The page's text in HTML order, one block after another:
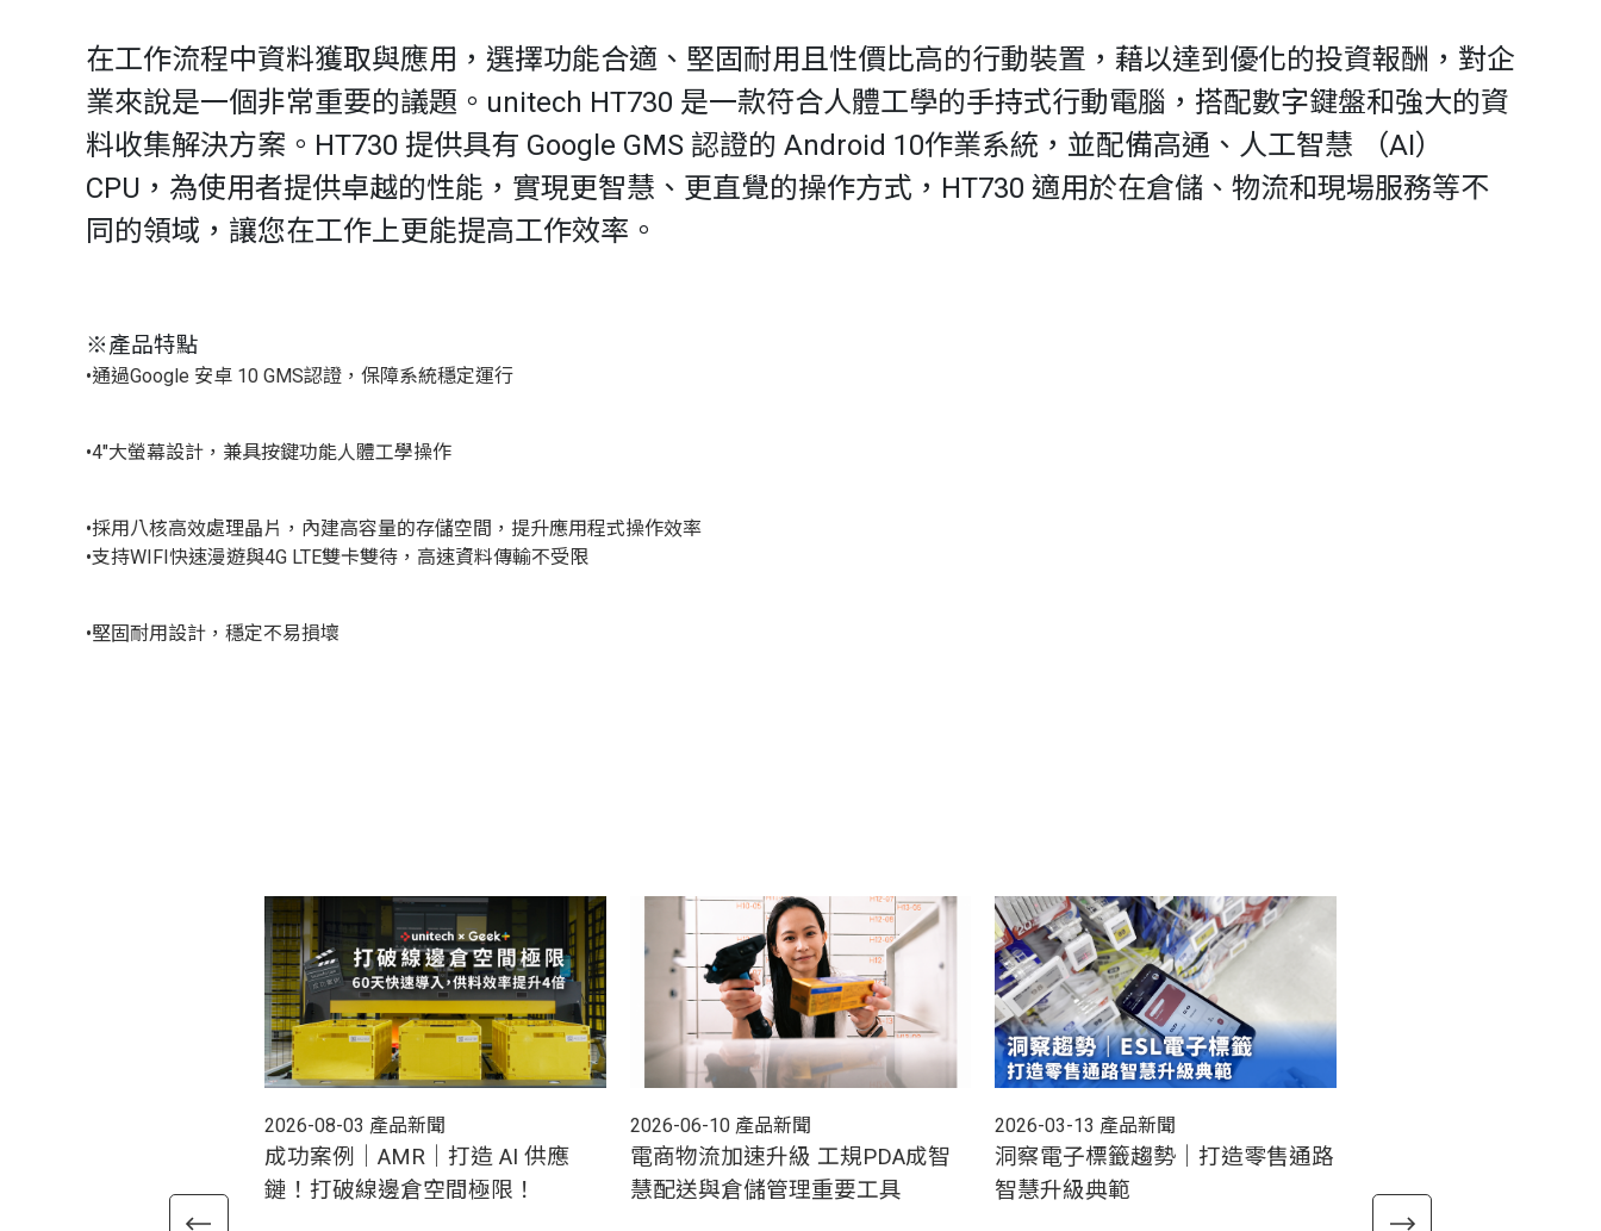
在工作流程中資料獲取與應用，選擇功能合適、堅固耐用且性價比高的行動裝置，藉以達到優化的投資報酬，對企
業來說是一個非常重要的議題。unitech HT730 是一款符合人體工學的手持式行動電腦，搭配數字鍵盤和強大的資
料收集解決方案。HT730 提供具有 Google GMS 認證的 Android 10作業系統，並配備高通、人工智慧 （AI）
CPU，為使用者提供卓越的性能，實現更智慧、更直覺的操作方式，HT730 適用於在倉儲、物流和現場服務等不
同的領域，讓您在工作上更能提高工作效率。
※產品特點
•通過Google 安卓 10 GMS認證，保障系統穩定運行
•4"大螢幕設計，兼具按鍵功能人體工學操作
•採用八核高效處理晶片，內建高容量的存儲空間，提升應用程式操作效率
•支持WIFI快速漫遊與4G LTE雙卡雙待，高速資料傳輸不受限
•堅固耐用設計，穩定不易損壞
2026-08-03 產品新聞
成功案例｜AMR｜打造 AI 供應
鏈！打破線邊倉空間極限！
2026-06-10 產品新聞
電商物流加速升級 工規PDA成智
慧配送與倉儲管理重要工具
2026-03-13 產品新聞
洞察電子標籤趨勢｜打造零售通路
智慧升級典範
式上市